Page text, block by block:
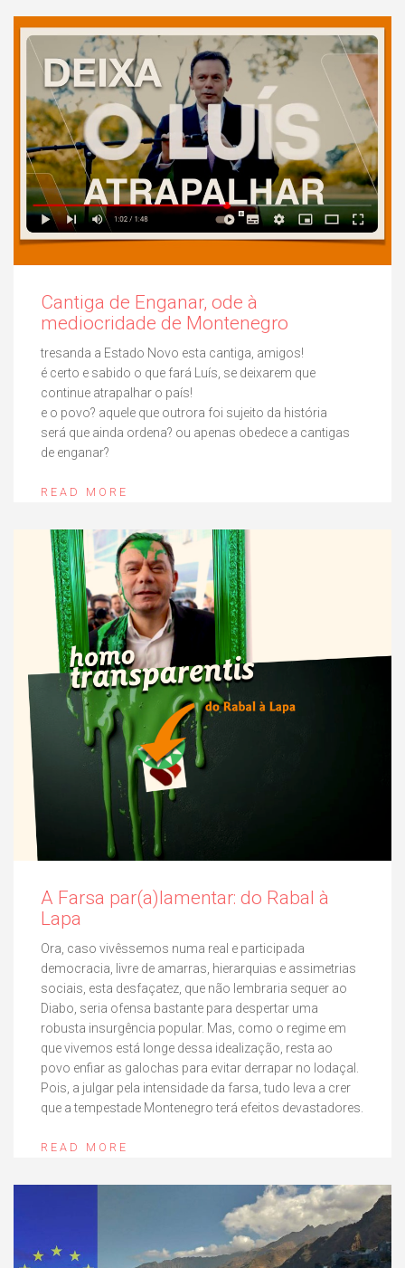
Cantiga de Enganar, ode à
mediocridade de Montenegro
tresanda a Estado Novo esta cantiga, amigos!
é certo e sabido o que fará Luís, se deixarem que
continue atrapalhar o país!
e o povo? aquele que outrora foi sujeito da história
será que ainda ordena? ou apenas obedece a cantigas
de enganar?
READ MORE
A Farsa par(a)lamentar: do Rabal à
Lapa
Ora, caso vivêssemos numa real e participada
democracia, livre de amarras, hierarquias e assimetrias
sociais, esta desfaçatez, que não lembraria sequer ao
Diabo, seria ofensa bastante para despertar uma
robusta insurgência popular. Mas, como o regime em
que vivemos está longe dessa idealização, resta ao
povo enfiar as galochas para evitar derrapar no lodaçal.
Pois, a julgar pela intensidade da farsa, tudo leva a crer
que a tempestade Montenegro terá efeitos devastadores.
READ MORE